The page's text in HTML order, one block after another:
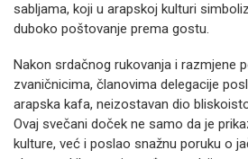
sabljama, koji u arapskoj kulturi
duboko poštovanje prema gostu.
Nakon srdačnog rukovanja i razmjene
zvaničnicima, članovima delegacije
arapska kafa, neizostavan dio
Ovaj svečani doček ne samo da je
kulture, već i poslao snažnu poruku o